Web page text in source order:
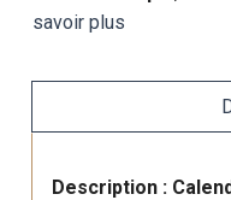
savoir plus
Description :